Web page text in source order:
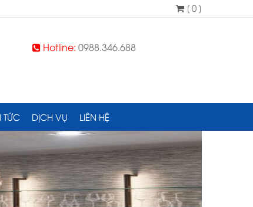
[ 0 ]
Hotline: 0988.346.688
TỨC DỊCH VỤ LIÊN HỆ